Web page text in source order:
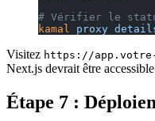
# Vérifier le
kamal
proxy
Visitez https://app.votre-
Next.js devrait être
Étape 7 :